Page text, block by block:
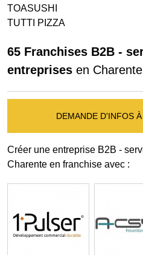
TOASUSHI
TUTTI PIZZA
65 Franchises B2B -
entreprises en Charente
DEMANDE D'INFOS
Créer une entreprise B2B -
Charente en franchise avec :